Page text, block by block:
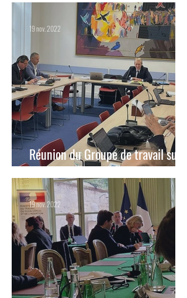
Réunion du Groupe de travail sur la
désertification médicale.
19 nov. 2022
19 nov. 2022